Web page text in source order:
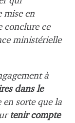
mise en
conclure ce
ministérielle
à
dans le
en sorte que la
tenir compte